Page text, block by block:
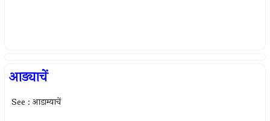
आड्याचें
See : आडाम्याचें